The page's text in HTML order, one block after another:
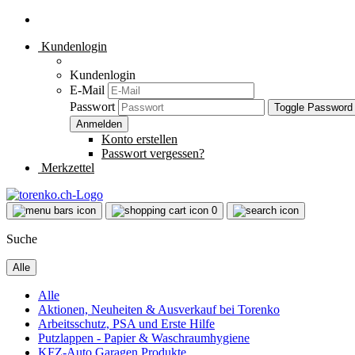
Kundenlogin
Kundenlogin
E-Mail
Passwort
Toggle
Konto erstellen
Passwort vergessen?
Merkzettel
0
Suche
Alle
Alle
Aktionen, Neuheiten & Ausverkauf bei Torenko
Arbeitsschutz, PSA und Erste Hilfe
Putzlappen - Papier & Waschraumhygiene
KFZ-Auto Garagen Produkte